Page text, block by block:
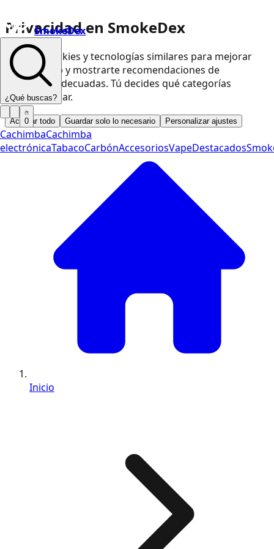
Privacidad en SmokeDex
Usamos cookies y tecnologías similares para mejorar
nuestra web y mostrarte recomendaciones de
productos adecuadas. Tú decides qué categorías
podemos usar.
Aceptar todo Guardar solo lo necesario Personalizar ajustes
SmokeDex
¿Qué buscas?
0
CachimbaCachimba
electrónicaTabacoCarbónAccesoriosVapeDestacados
Inicio